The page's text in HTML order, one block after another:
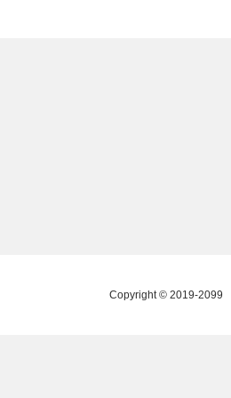
Copyright © 2019-2099